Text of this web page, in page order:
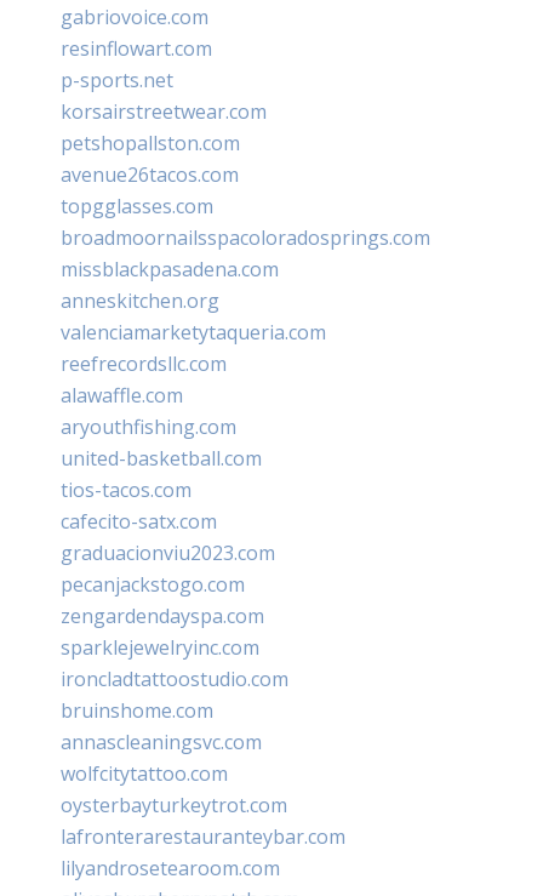
gabriovoice.com
resinflowart.com
p-sports.net
korsairstreetwear.com
petshopallston.com
avenue26tacos.com
topgglasses.com
broadmoornailsspacoloradosprings.com
missblackpasadena.com
anneskitchen.org
valenciamarketytaqueria.com
reefrecordsllc.com
alawaffle.com
aryouthfishing.com
united-basketball.com
tios-tacos.com
cafecito-satx.com
graduacionviu2023.com
pecanjackstogo.com
zengardendayspa.com
sparklejewelryinc.com
ironcladtattoostudio.com
bruinshome.com
annascleaningsvc.com
wolfcitytattoo.com
oysterbayturkeytrot.com
lafronterarestauranteybar.com
lilyandrosetearoom.com